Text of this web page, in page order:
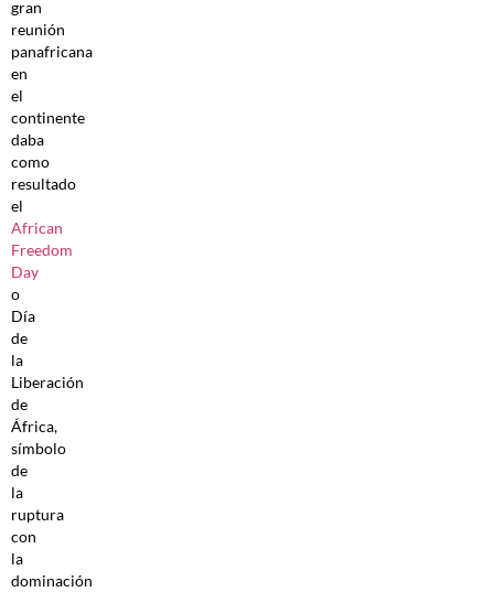
gran
reunión
panafricana
en
el
continente
daba
como
resultado
el
African
Freedom
Day
o
Día
de
la
Liberación
de
África,
símbolo
de
la
ruptura
con
la
dominación